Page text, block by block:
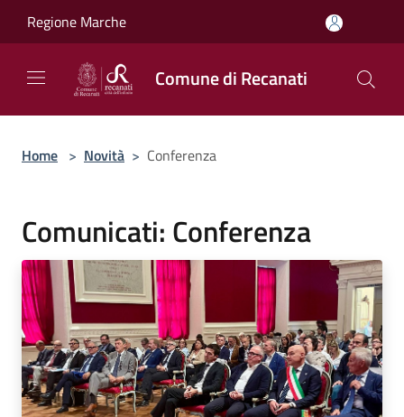
Regione Marche
Comune di Recanati
Home > Novità > Conferenza
Comunicati: Conferenza